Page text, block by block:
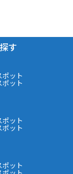
す
ット
ポット
ット
ット
ット